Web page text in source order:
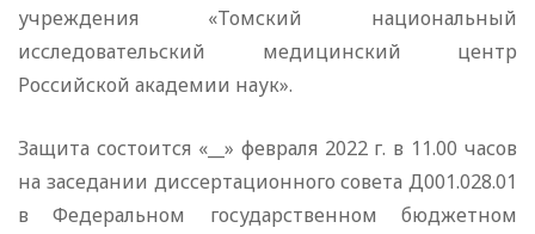
учреждения «Томский национальный
исследовательский медицинский центр
Российской академии наук».
Защита состоится «__» февраля 2022 г. в 11.00 часов
на заседании диссертационного совета Д001.028.01
в Федеральном государственном бюджетном